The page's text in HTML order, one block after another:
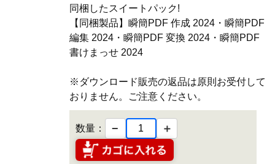
同梱したスイートパック!
【同梱製品】瞬簡PDF 作成 2024・瞬簡PDF
編集 2024・瞬簡PDF 変換 2024・瞬簡PDF
書けまっせ 2024
※ダウンロード販売の返品は原則お受付して
おりません。ご注意ください。
数量： − ＋